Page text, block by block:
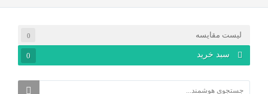
لیست مقایسه 0
سبد خرید 0